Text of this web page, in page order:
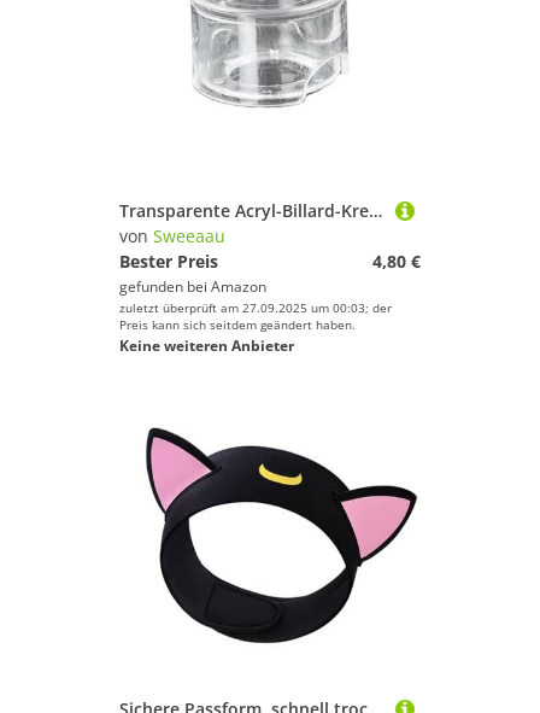
Transparente Acryl-Billard-Kreide-Pulver-Box, Aufbewahrung, dekorativ, transparent, Schutz, dauerhafte Kreide, tragbares Zubehör
von Sweeaau
Bester Preis
4,80 €
gefunden bei Amazon
zuletzt überprüft am 27.09.2025 um 00:03; der
Preis kann sich seitdem geändert haben.
Keine weiteren Anbieter